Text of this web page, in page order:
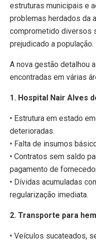
estruturas municipais e
problemas herdados da
comprometido diversos
prejudicado a população.
A nova gestão detalhou
encontradas em várias
1. Hospital Nair Alves
• Estrutura em estado
deterioradas.
• Falta de insumos
• Contratos sem saldo
pagamento de
• Dívidas acumuladas
regularização imediata.
2. Transporte para
• Veículos sucateados,